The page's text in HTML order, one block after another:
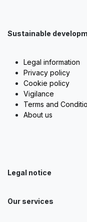
Sustainable
Legal information
Privacy policy
Cookie policy
Vigilance
Terms and
About us
Legal notice
Our services